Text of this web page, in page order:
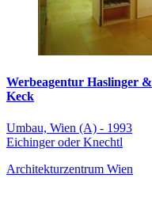
Werbeagentur Haslinger &
Keck
Umbau, Wien (A) - 1993
Eichinger oder Knechtl
Architekturzentrum Wien